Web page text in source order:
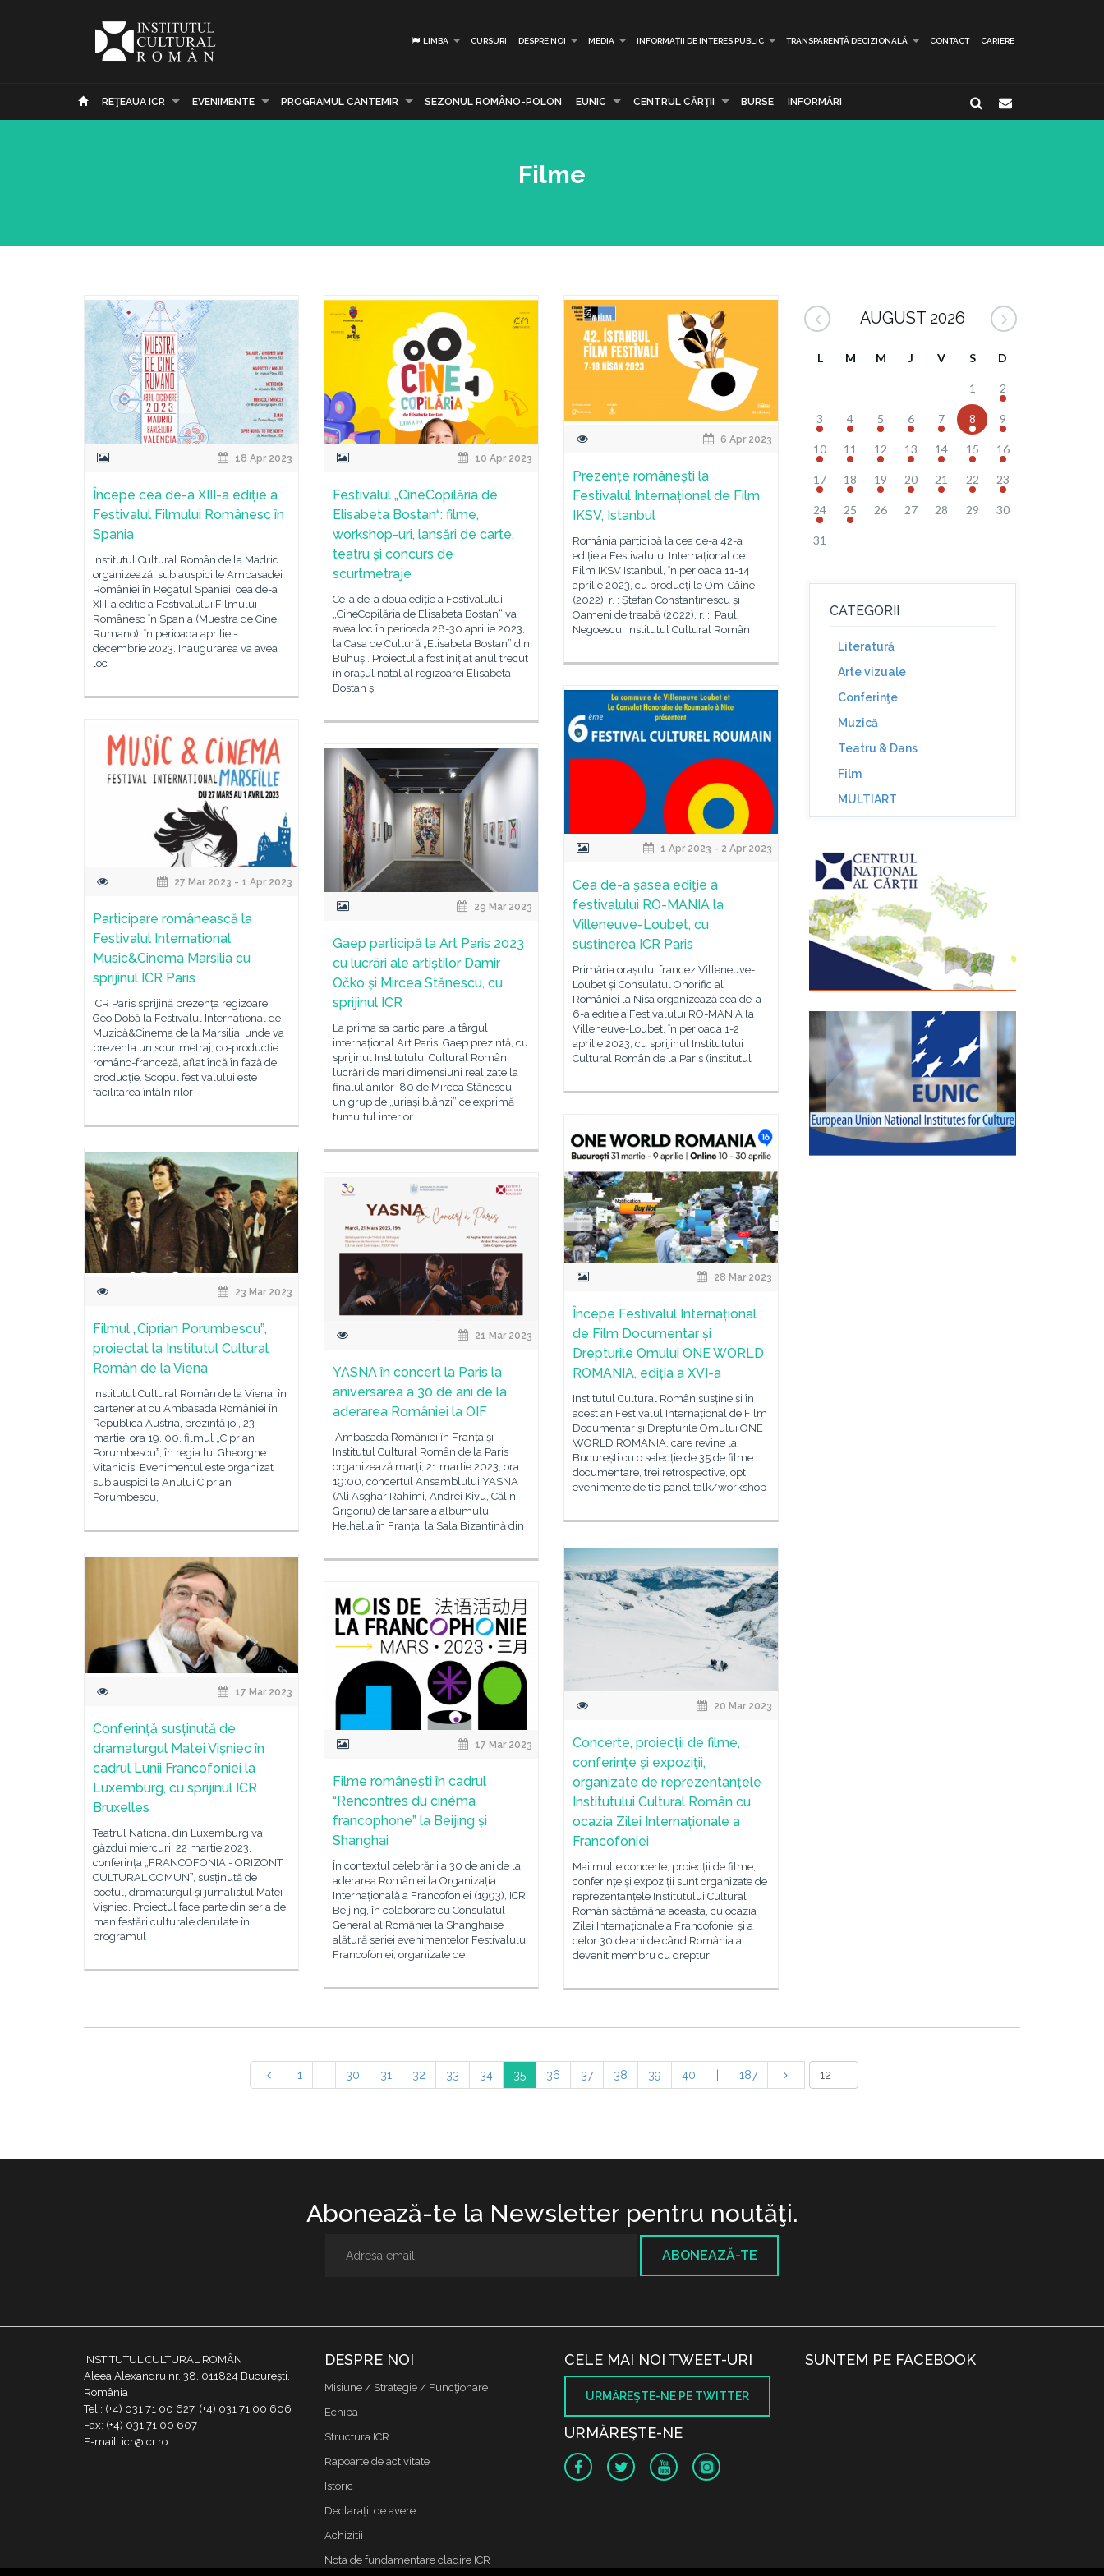
LIMBA CURSURI DESPRE NOI MEDIA INFORMAȚII DE INTERES PUBLIC TRANSPARENȚĂ DECIZIONALĂ CONTACT CARIERE
REŢEAUA ICR EVENIMENTE PROGRAMUL CANTEMIR SEZONUL ROMÂNO-POLON EUNIC CENTRUL CĂRŢII BURSE INFORMĂRI
Filme
18 Apr 2023
Începe cea de-a XIII-a ediție a
Festivalul Filmului Românesc în
Spania
Institutul Cultural Român de la Madrid
organizează, sub auspiciile Ambasadei
României în Regatul Spaniei, cea de-a
XIII-a ediție a Festivalului Filmului
Românesc în Spania (Muestra de Cine
Rumano), în perioada aprilie -
decembrie 2023. Inaugurarea va avea
loc
10 Apr 2023
Festivalul „CineCopilăria de
Elisabeta Bostan“: filme,
workshop-uri, lansări de carte,
teatru și concurs de
scurtmetraje
Ce-a de-a doua ediție a Festivalului
„CineCopilăria de Elisabeta Bostan“ va
avea loc în perioada 28-30 aprilie 2023,
la Casa de Cultură „Elisabeta Bostan” din
Buhuși. Proiectul a fost inițiat anul trecut
în orașul natal al regizoarei Elisabeta
Bostan și
6 Apr 2023
Prezențe românești la
Festivalul Internațional de Film
IKSV, Istanbul
România participă la cea de-a 42-a
ediție a Festivalului Internațional de
Film IKSV Istanbul, în perioada 11-14
aprilie 2023, cu producțiile Om-Câine
(2022), r. : Ștefan Constantinescu și
Oameni de treabă (2022), r. : Paul
Negoescu. Institutul Cultural Român
1 Apr 2023 - 2 Apr 2023
Cea de-a şasea ediţie a
festivalului RO-MANIA la
Villeneuve-Loubet, cu
susținerea ICR Paris
Primăria orașului francez Villeneuve-
Loubet și Consulatul Onorific al
României la Nisa organizează cea de-a
6-a ediție a Festivalului RO-MANIA la
Villeneuve-Loubet, în perioada 1-2
aprilie 2023, cu sprijinul Institutului
Cultural Român de la Paris (institutul
27 Mar 2023 - 1 Apr 2023
Participare românească la
Festivalul Internațional
Music&Cinema Marsilia cu
sprijinul ICR Paris
ICR Paris sprijină prezența regizoarei
Geo Dobă la Festivalul Internațional de
Muzică&Cinema de la Marsilia unde va
prezenta un scurtmetraj, co-producție
româno-franceză, aflat încă în fază de
producție. Scopul festivalului este
facilitarea întâlnirilor
29 Mar 2023
Gaep participă la Art Paris 2023
cu lucrări ale artiștilor Damir
Očko și Mircea Stănescu, cu
sprijinul ICR
La prima sa participare la târgul
internațional Art Paris, Gaep prezintă, cu
sprijinul Institutului Cultural Român,
lucrări de mari dimensiuni realizate la
finalul anilor ’80 de Mircea Stănescu–
un grup de „uriași blânzi” ce exprimă
tumultul interior
28 Mar 2023
Începe Festivalul Internațional
de Film Documentar și
Drepturile Omului ONE WORLD
ROMANIA, ediția a XVI-a
Institutul Cultural Român susține și în
acest an Festivalul Internațional de Film
Documentar și Drepturile Omului ONE
WORLD ROMANIA, care revine la
București cu o selecție de 35 de filme
documentare, trei retrospective, opt
evenimente de tip panel talk/workshop
23 Mar 2023
Filmul „Ciprian Porumbescuˮ,
proiectat la Institutul Cultural
Român de la Viena
Institutul Cultural Român de la Viena, în
parteneriat cu Ambasada României în
Republica Austria, prezintă joi, 23
martie, ora 19. 00, filmul „Ciprian
Porumbescuˮ, în regia lui Gheorghe
Vitanidis. Evenimentul este organizat
sub auspiciile Anului Ciprian
Porumbescu,
21 Mar 2023
YASNA în concert la Paris la
aniversarea a 30 de ani de la
aderarea României la OIF
Ambasada României în Franța și
Institutul Cultural Român de la Paris
organizează marți, 21 martie 2023, ora
19:00, concertul Ansamblului YASNA
(Ali Asghar Rahimi, Andrei Kivu, Călin
Grigoriu) de lansare a albumului
Helhella în Franța, la Sala Bizantină din
20 Mar 2023
Concerte, proiecții de filme,
conferințe și expoziții,
organizate de reprezentanțele
Institutului Cultural Român cu
ocazia Zilei Internaționale a
Francofoniei
Mai multe concerte, proiecții de filme,
conferințe și expoziții sunt organizate de
reprezentanțele Institutului Cultural
Român săptămâna aceasta, cu ocazia
Zilei Internaționale a Francofoniei și a
celor 30 de ani de când România a
devenit membru cu drepturi
17 Mar 2023
Conferință susținută de
dramaturgul Matei Vișniec în
cadrul Lunii Francofoniei la
Luxemburg, cu sprijinul ICR
Bruxelles
Teatrul Național din Luxemburg va
găzdui miercuri, 22 martie 2023,
conferința „FRANCOFONIA - ORIZONT
CULTURAL COMUNˮ, susținută de
poetul, dramaturgul și jurnalistul Matei
Vișniec. Proiectul face parte din seria de
manifestări culturale derulate în
programul
17 Mar 2023
Filme românești în cadrul
“Rencontres du cinéma
francophone” la Beijing și
Shanghai
În contextul celebrării a 30 de ani de la
aderarea României la Organizația
Internațională a Francofoniei (1993), ICR
Beijing, în colaborare cu Consulatul
General al României la Shanghaise
alătură seriei evenimentelor Festivalului
Francofoniei, organizate de
AUGUST 2026
L M M J V S D
1 2
3 4 5 6 7 8 9
10 11 12 13 14 15 16
17 18 19 20 21 22 23
24 25 26 27 28 29 30
31
CATEGORII
Literatură
Arte vizuale
Conferinţe
Muzică
Teatru & Dans
Film
MULTIART
1 30 31 32 33 34 35 36 37 38 39 40 187
Abonează-te la Newsletter pentru noutăţi.
ABONEAZĂ-TE
INSTITUTUL CULTURAL ROMÂN
Aleea Alexandru nr. 38, 011824 București,
România
Tel.: (+4) 031 71 00 627, (+4) 031 71 00 606
Fax: (+4) 031 71 00 607
E-mail: icr@icr.ro
DESPRE NOI
Misiune / Strategie / Funcţionare
Echipa
Structura ICR
Rapoarte de activitate
Istoric
Declaraţii de avere
Achizitii
Nota de fundamentare cladire ICR
CELE MAI NOI TWEET-URI
URMĂREŞTE-NE PE TWITTER
URMĂREŞTE-NE
SUNTEM PE FACEBOOK